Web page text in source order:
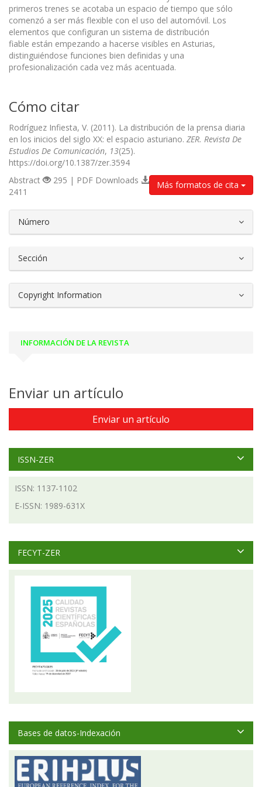
primeros trenes se acotaba un espacio de tiempo que sólo
comenzó a ser más flexible con el uso del automóvil. Los
elementos que configuran un sistema de distribución
fiable están empezando a hacerse visibles en Asturias,
distinguiéndose funciones bien definidas y una
profesionalización cada vez más acentuada.
Cómo citar
Rodríguez Infiesta, V. (2011). La distribución de la prensa diaria
en los inicios del siglo XX: el espacio asturiano. ZER. Revista De
Estudios De Comunicación, 13(25).
https://doi.org/10.1387/zer.3594
Más formatos de cita
Abstract
295 | PDF Downloads
2411
Número
Sección
Copyright Information
INFORMACIÓN DE LA REVISTA
Enviar un artículo
Enviar un artículo
ISSN-ZER
ISSN: 1137-1102
E-ISSN: 1989-631X
FECYT-ZER
Bases de datos-Indexación